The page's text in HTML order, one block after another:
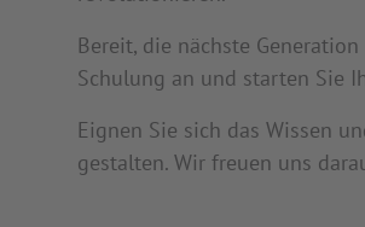
Bereit, die nächste
Schulung an und starten Sie
Eignen Sie sich das Wissen
gestalten. Wir freuen uns